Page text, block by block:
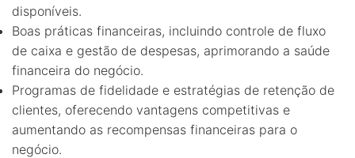
disponíveis.
Boas práticas financeiras, incluindo controle de fluxo
de caixa e gestão de despesas, aprimorando a saúde
financeira do negócio.
Programas de fidelidade e estratégias de retenção de
clientes, oferecendo vantagens competitivas e
aumentando as recompensas financeiras para o
negócio.